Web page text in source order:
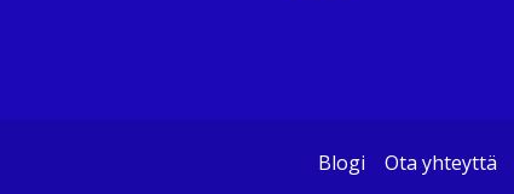
Blogi Ota yhteyttä